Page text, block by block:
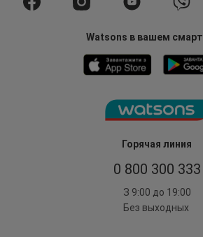
Горячая линия
0 800 300 333
З 9:00 до 19:00
Без выходных
Watsons в вашем